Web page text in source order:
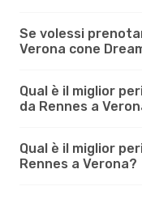
Se volessi
Verona cone
Qual è il miglior
da Rennes a
Qual è il miglior
Rennes a Verona?